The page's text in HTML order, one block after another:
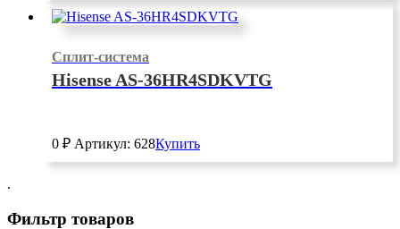
Сплит-система
Hisense AS-36HR4SDKVTG
0 ₽ Артикул: 628Купить
.
Фильтр товаров